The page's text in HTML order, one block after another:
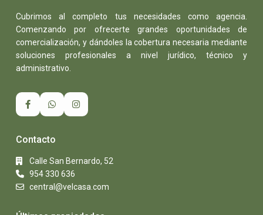
Cubrimos al completo tus necesidades como agencia.
Comenzando por ofrecerte grandes oportunidades de
comercialización, y dándoles la cobertura necesaria mediante
soluciones profesionales a nivel jurídico, técnico y
administrativo.
Contacto
Calle San Bernardo, 52
954 330 636
central@velcasa.com